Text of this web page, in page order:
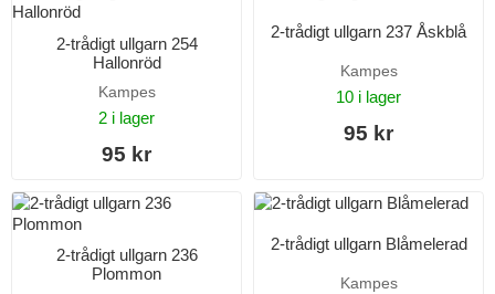
2-trådigt ullgarn 254
Hallonröd
Kampes
2 i lager
95 kr
2-trådigt ullgarn 237 Åskblå
Kampes
10 i lager
95 kr
2-trådigt ullgarn 236
Plommon
2-trådigt ullgarn Blåmelerad
Kampes